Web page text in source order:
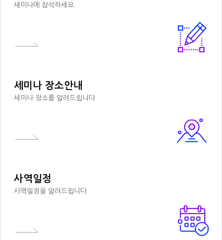
세미나에 참석하세요.
세미나 장소안내
세미나 장소를 알려드립니다.
사역일정
사역일정을 알려드립니다.